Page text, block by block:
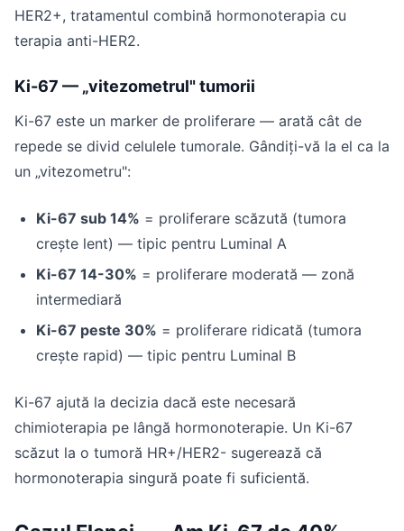
HER2+, tratamentul combină hormonoterapia cu
terapia anti-HER2.
Ki-67 — „vitezometrul" tumorii
Ki-67 este un marker de proliferare — arată cât de
repede se divid celulele tumorale. Gândiți-vă la el ca la
un „vitezometru":
Ki-67 sub 14% = proliferare scăzută (tumora
crește lent) — tipic pentru Luminal A
Ki-67 14-30% = proliferare moderată — zonă
intermediară
Ki-67 peste 30% = proliferare ridicată (tumora
crește rapid) — tipic pentru Luminal B
Ki-67 ajută la decizia dacă este necesară
chimioterapia pe lângă hormonoterapie. Un Ki-67
scăzut la o tumoră HR+/HER2- sugerează că
hormonoterapia singură poate fi suficientă.